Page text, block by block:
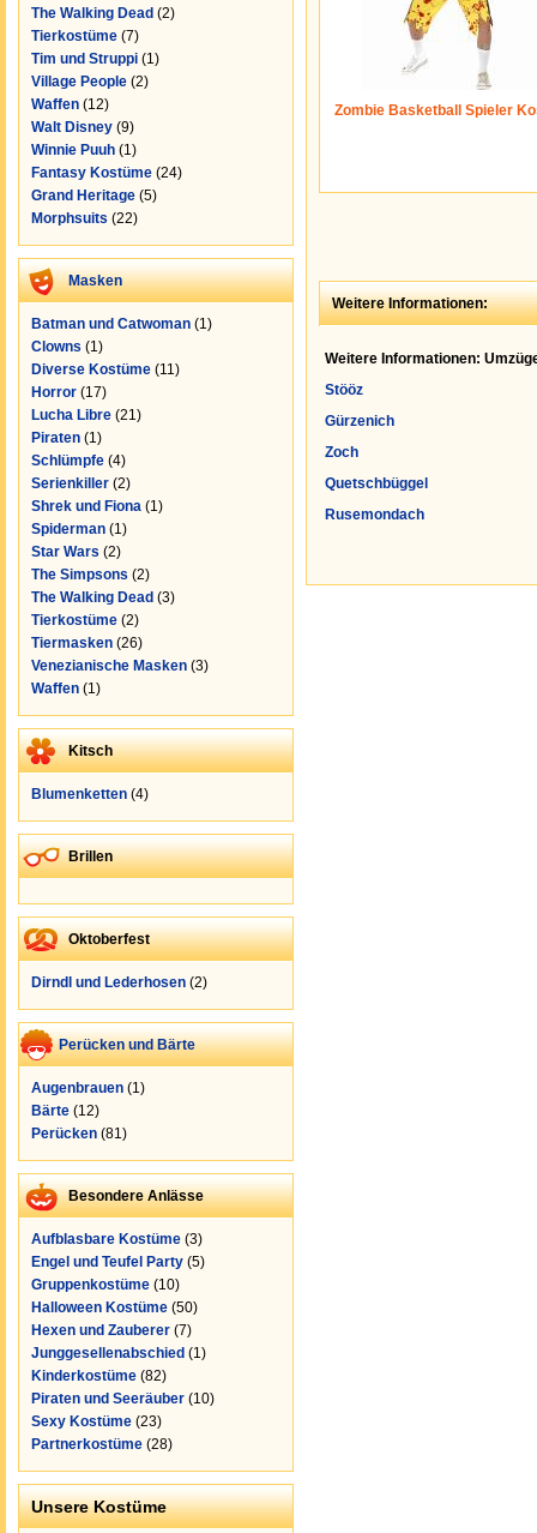
The Walking Dead (2)
Tierkostüme (7)
Tim und Struppi (1)
Village People (2)
Waffen (12)
Walt Disney (9)
Winnie Puuh (1)
Fantasy Kostüme (24)
Grand Heritage (5)
Morphsuits (22)
Masken
Batman und Catwoman (1)
Clowns (1)
Diverse Kostüme (11)
Horror (17)
Lucha Libre (21)
Piraten (1)
Schlümpfe (4)
Serienkiller (2)
Shrek und Fiona (1)
Spiderman (1)
Star Wars (2)
The Simpsons (2)
The Walking Dead (3)
Tierkostüme (2)
Tiermasken (26)
Venezianische Masken (3)
Waffen (1)
Kitsch
Blumenketten (4)
Brillen
Oktoberfest
Dirndl und Lederhosen (2)
Perücken und Bärte
Augenbrauen (1)
Bärte (12)
Perücken (81)
Besondere Anlässe
Aufblasbare Kostüme (3)
Engel und Teufel Party (5)
Gruppenkostüme (10)
Halloween Kostüme (50)
Hexen und Zauberer (7)
Junggesellenabschied (1)
Kinderkostüme (82)
Piraten und Seeräuber (10)
Sexy Kostüme (23)
Partnerkostüme (28)
Unsere Kostüme
Zombie Basketball Spieler
Weitere Informationen:
Weitere Informationen:
Stööz
Gürzenich
Zoch
Quetschbüggel
Rusemondach